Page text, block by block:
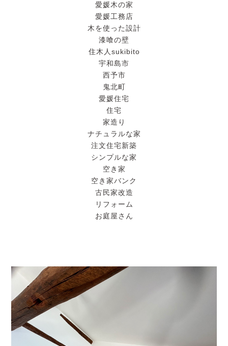
愛媛木の家
愛媛工務店
木を使った設計
漆喰の壁
住木人sukibito
宇和島市
西予市
鬼北町
愛媛住宅
住宅
家造り
ナチュラルな家
注文住宅新築
シンプルな家
空き家
空き家バンク
古民家改造
リフォーム
お庭屋さん